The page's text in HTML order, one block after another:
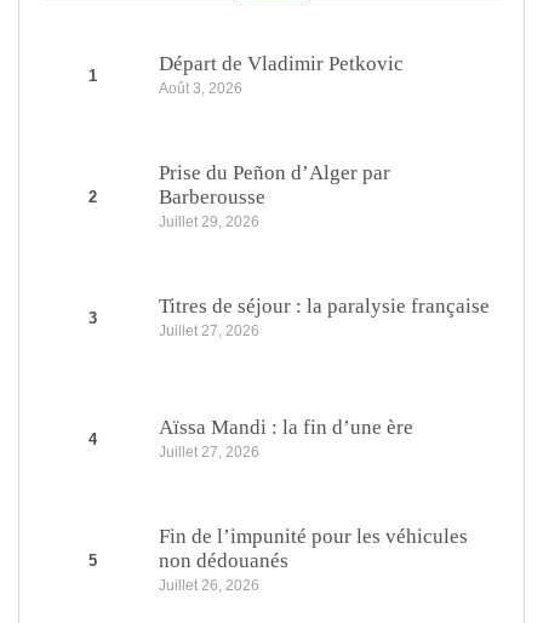
1
Départ de Vladimir Petkovic
Août 3, 2026
2
Prise du Peñon d’Alger par
Barberousse
Juillet 29, 2026
3
Titres de séjour : la paralysie française
Juillet 27, 2026
4
Aïssa Mandi : la fin d’une ère
Juillet 27, 2026
5
Fin de l’impunité pour les véhicules
non dédouanés
Juillet 26, 2026